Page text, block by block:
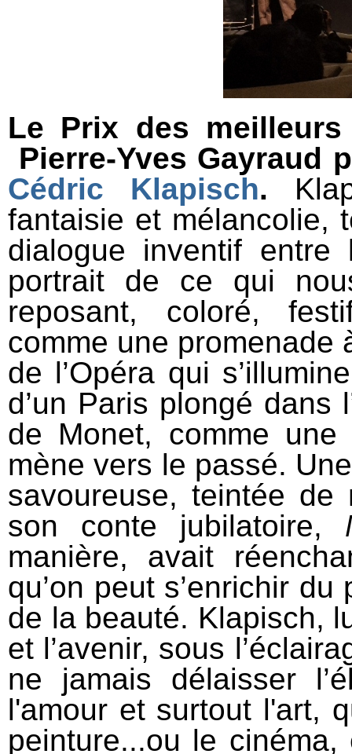
Le Prix des
Pierre-Yves Gayraud
Cédric Klapisch.
fantaisie et mélancolie,
dialogue inventif
portrait de ce qui
reposant, coloré,
comme une promenade
de l’Opéra qui
d’un Paris plongé dans
de Monet, comme
mène vers le passé.
savoureuse, teintée de
son conte jubilatoire,
manière, avait
qu’on peut s’enrichir
de la beauté. Klapisch,
et l’avenir, sous
ne jamais délaisser
l'amour et surtout l'art,
peinture...ou le